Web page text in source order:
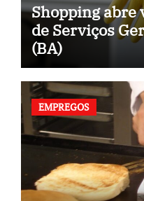
Shopping abre
de Serviços
(BA)
EMPREGOS